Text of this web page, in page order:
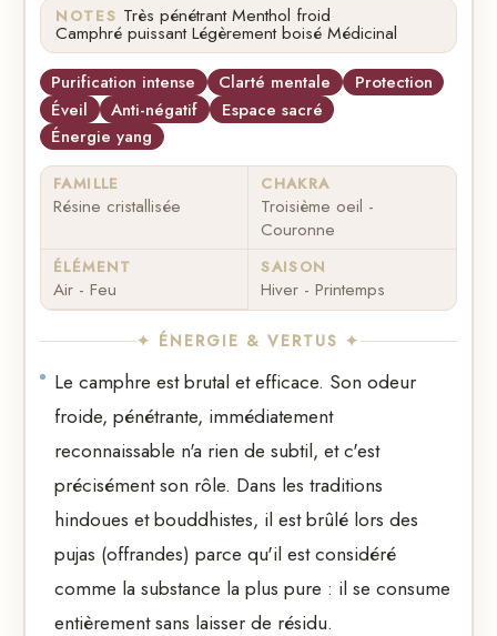
NOTES Très pénétrant·Menthol froid·
Camphré puissant·Légèrement boisé·Médicinal
Purification intense Clarté mentale
Protection
Éveil
Anti-négatif
Espace sacré
Énergie yang
FAMILLE
Résine cristallisée
CHAKRA
Troisième oeil -
Couronne
ÉLÉMENT
Air - Feu
SAISON
Hiver - Printemps
✦ ÉNERGIE & VERTUS ✦
Le camphre est brutal et efficace. Son odeur
froide, pénétrante, immédiatement
reconnaissable n'a rien de subtil, et c'est
précisément son rôle. Dans les traditions
hindoues et bouddhistes, il est brûlé lors des
pujas (offrandes) parce qu'il est considéré
comme la substance la plus pure : il se consume
entièrement sans laisser de résidu.